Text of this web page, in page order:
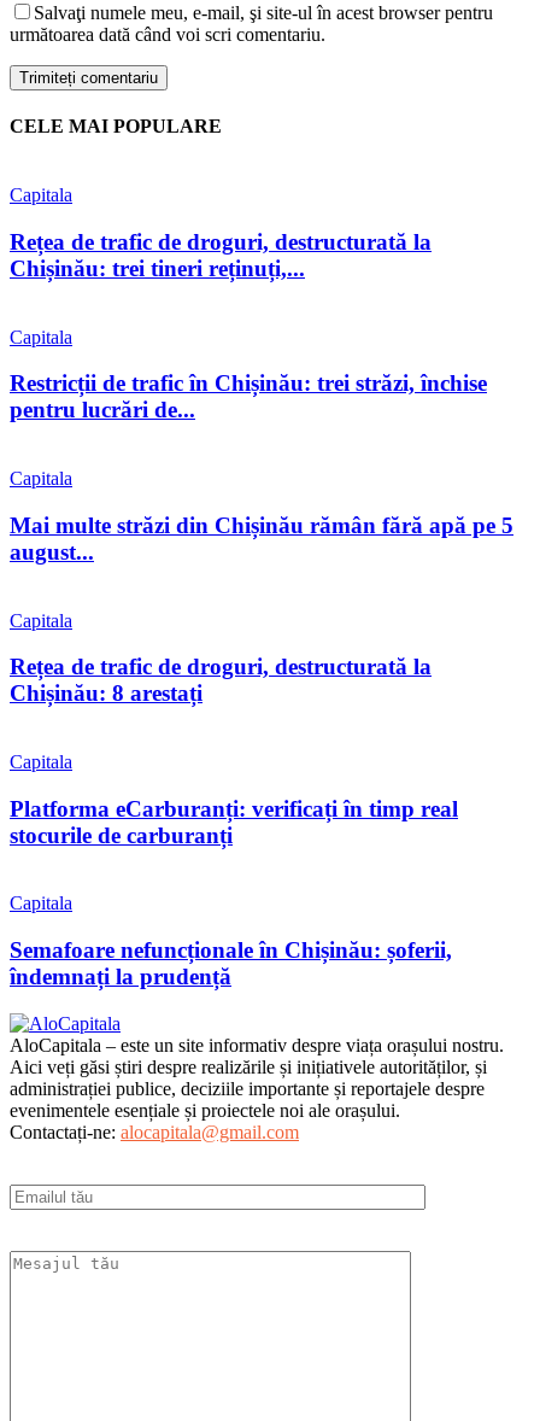
Salvaţi numele meu, e-mail, şi site-ul în acest browser pentru
următoarea dată când voi scri comentariu.
CELE MAI POPULARE
Capitala
Rețea de trafic de droguri, destructurată la
Chișinău: trei tineri reținuți,...
Capitala
Restricții de trafic în Chișinău: trei străzi, închise
pentru lucrări de...
Capitala
Mai multe străzi din Chișinău rămân fără apă pe 5
august...
Capitala
Rețea de trafic de droguri, destructurată la
Chișinău: 8 arestați
Capitala
Platforma eCarburanți: verificați în timp real
stocurile de carburanți
Capitala
Semafoare nefuncționale în Chișinău: șoferii,
îndemnați la prudență
AloCapitala – este un site informativ despre viața orașului nostru.
Aici veți găsi știri despre realizările și inițiativele autorităților, și
administrației publice, deciziile importante și reportajele despre
evenimentele esențiale și proiectele noi ale orașului.
Contactați-ne: alocapitala@gmail.com